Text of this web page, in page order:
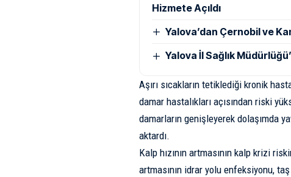
Hizmete Açıldı
Yalova’dan Çernobil ve
Yalova İl Sağlık
Aşırı sıcakların tetiklediği kronik
damar hastalıkları açısından riski
damarların genişleyerek dolaşımda
aktardı.
Kalp hızının artmasının kalp krizi
artmasının idrar yolu enfeksiyonu,